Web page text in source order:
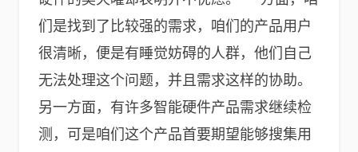
们是找到了比较强的需求，咱们的产品用户
很清晰，便是有睡觉妨碍的人群，他们自己
无法处理这个问题，并且需求这样的协助。
另一方面，有许多智能硬件产品需求继续检
测，可是咱们这个产品首要期望能够搜集用